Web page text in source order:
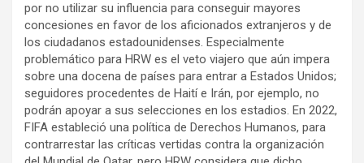
por no utilizar su influencia para conseguir mayores
concesiones en favor de los aficionados extranjeros y de
los ciudadanos estadounidenses. Especialmente
problemático para HRW es el veto viajero que aún impera
sobre una docena de países para entrar a Estados Unidos;
seguidores procedentes de Haití e Irán, por ejemplo, no
podrán apoyar a sus selecciones en los estadios. En 2022,
FIFA estableció una política de Derechos Humanos, para
contrarrestar las críticas vertidas contra la organización